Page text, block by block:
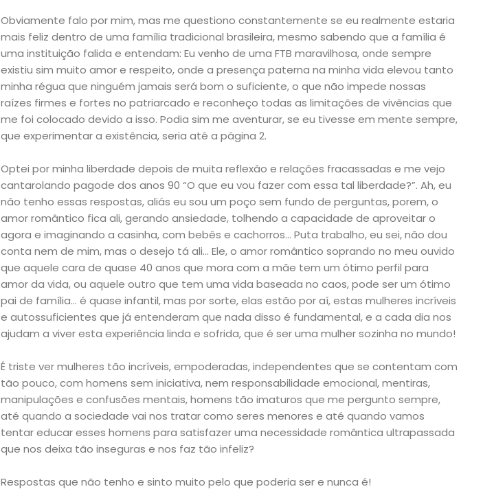
Bora
lá!
Casa
e
Decoração
Exclusiva
Homem
Mães
&
Filhos
Notícias
Opinião
Pets
Receitas
Obviamente falo por mim, mas me questiono constantemente se eu realmente estaria
mais feliz dentro de uma família tradicional brasileira, mesmo sabendo que a família é
uma instituição falida e entendam: Eu venho de uma FTB maravilhosa, onde sempre
existiu sim muito amor e respeito, onde a presença paterna na minha vida elevou tanto
minha régua que ninguém jamais será bom o suficiente, o que não impede nossas
raízes firmes e fortes no patriarcado e reconheço todas as limitações de vivências que
me foi colocado devido a isso. Podia sim me aventurar, se eu tivesse em mente sempre,
que experimentar a existência, seria até a página 2.
Optei por minha liberdade depois de muita reflexão e relações fracassadas e me vejo
cantarolando pagode dos anos 90 “O que eu vou fazer com essa tal liberdade?”. Ah, eu
não tenho essas respostas, aliás eu sou um poço sem fundo de perguntas, porem, o
amor romântico fica ali, gerando ansiedade, tolhendo a capacidade de aproveitar o
agora e imaginando a casinha, com bebês e cachorros… Puta trabalho, eu sei, não dou
conta nem de mim, mas o desejo tá ali… Ele, o amor romântico soprando no meu ouvido
que aquele cara de quase 40 anos que mora com a mãe tem um ótimo perfil para
amor da vida, ou aquele outro que tem uma vida baseada no caos, pode ser um ótimo
pai de família… é quase infantil, mas por sorte, elas estão por aí, estas mulheres incríveis
e autossuficientes que já entenderam que nada disso é fundamental, e a cada dia nos
ajudam a viver esta experiência linda e sofrida, que é ser uma mulher sozinha no mundo!
É triste ver mulheres tão incríveis, empoderadas, independentes que se contentam com
tão pouco, com homens sem iniciativa, nem responsabilidade emocional, mentiras,
manipulações e confusões mentais, homens tão imaturos que me pergunto sempre,
até quando a sociedade vai nos tratar como seres menores e até quando vamos
tentar educar esses homens para satisfazer uma necessidade romântica ultrapassada
que nos deixa tão inseguras e nos faz tão infeliz?
Respostas que não tenho e sinto muito pelo que poderia ser e nunca é!